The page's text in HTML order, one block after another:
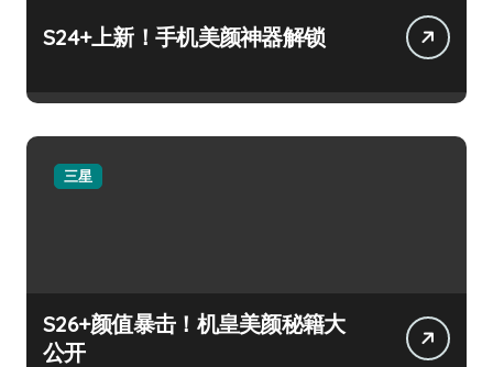
S24+上新！手机美颜神器解锁
三星
S26+颜值暴击！机皇美颜秘籍大
公开